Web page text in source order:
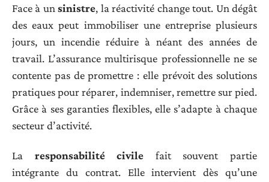
Face à unsinistre, la réactivité change tout. Un dégât
des eaux peut immobiliser une entreprise plusieurs
jours, un incendie réduire à néant des années de
travail. L’assurance multirisque professionnelle ne se
contente pas de promettre : elle prévoit des solutions
pratiques pour réparer, indemniser, remettre sur pied.
Grâce à ses garanties flexibles, elle s’adapte à chaque
secteur d’activité.
La responsabilité civile fait souvent partie
intégrante du contrat. Elle intervient dès qu’une